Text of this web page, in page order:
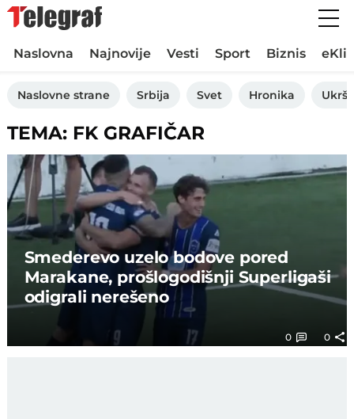
Naslovna Najnovije Vesti Sport Biznis
Naslovne strane Srbija Svet Hronika
TEMA: FK GRAFIČAR
Smederevo uzelo bodove pored
Marakane, prošlogodišnji Superligaši
odigrali nerešeno
0 0